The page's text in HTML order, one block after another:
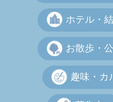
ホテル・
お散歩・
趣味・カ